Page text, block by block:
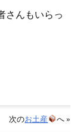
さんもいらっ
次のお土産 へ »